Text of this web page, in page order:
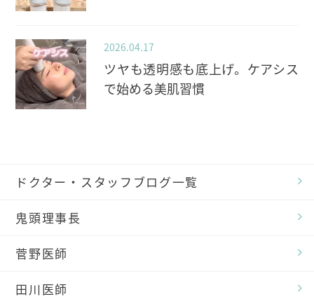
2026.04.17
ツヤも透明感も底上げ。ケアシス
で始める美肌習慣
ドクター・スタッフブログ一覧
鬼頭理事長
菅野医師
田川医師